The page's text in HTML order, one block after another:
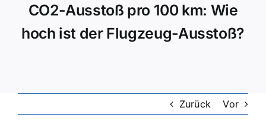
CO2-Ausstoß pro 100 km: Wie
hoch ist der Flugzeug-Ausstoß?
Zurück Vor